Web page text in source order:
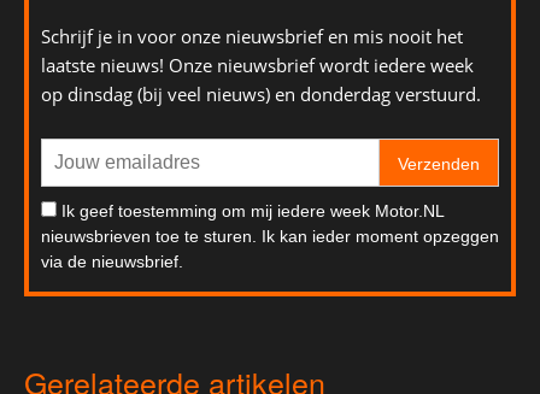
Schrijf je in voor onze nieuwsbrief en mis nooit het
laatste nieuws! Onze nieuwsbrief wordt iedere week
op dinsdag (bij veel nieuws) en donderdag verstuurd.
Verzenden
Ik geef toestemming om mij iedere week Motor.NL
nieuwsbrieven toe te sturen. Ik kan ieder moment opzeggen
via de nieuwsbrief.
Gerelateerde artikelen